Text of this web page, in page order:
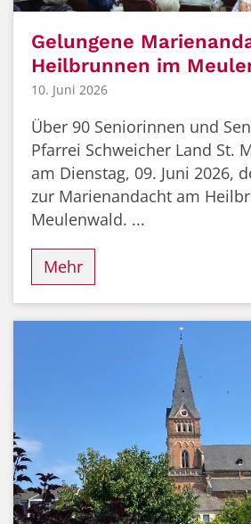
Gelungene
Heilbrunnen im
10. Juni 2026
Über 90 Seniorinnen und
Pfarrei Schweicher Land St.
am Dienstag, 09. Juni 2026,
zur Marienandacht am
Meulenwald. ...
Mehr